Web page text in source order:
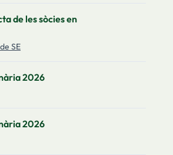
de les sòcies en
SE
2026
2026